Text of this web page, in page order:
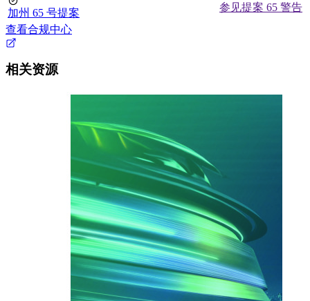
加州 65 号提案
参见提案 65 警告
查看合规中心
相关资源